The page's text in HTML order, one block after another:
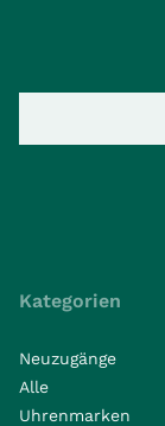
Kategorien
Neuzugänge
Alle
Uhrenmarken